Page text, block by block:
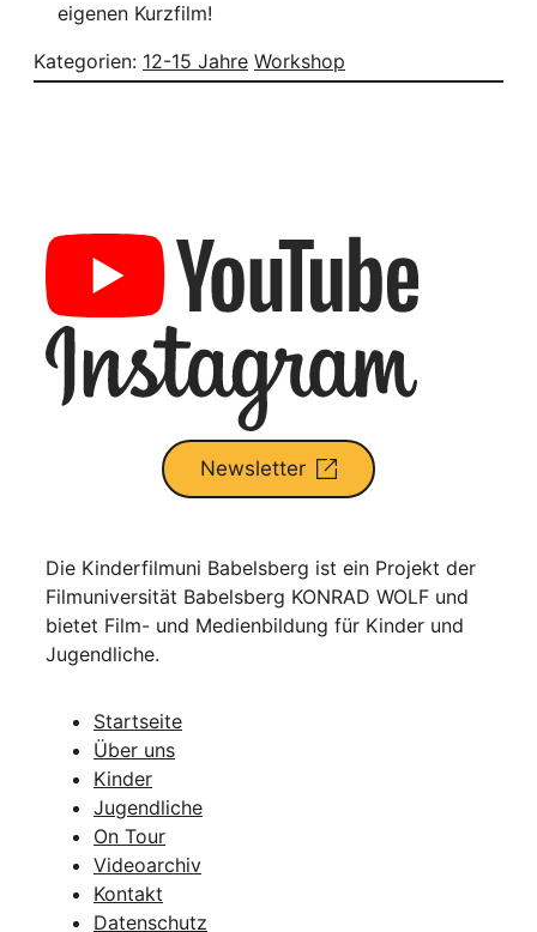
eigenen Kurzfilm!
Kategorien: 12-15 Jahre Workshop
Newsletter
Die Kinderfilmuni Babelsberg ist ein Projekt der
Filmuniversität Babelsberg KONRAD WOLF und
bietet Film- und Medienbildung für Kinder und
Jugendliche.
Startseite
Über uns
Kinder
Jugendliche
On Tour
Videoarchiv
Kontakt
Datenschutz